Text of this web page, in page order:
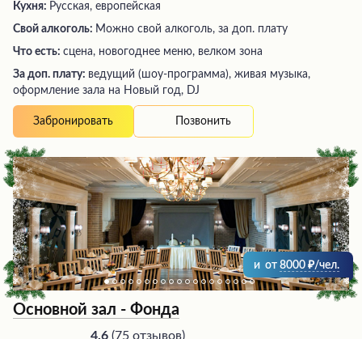
Кухня: Русская, европейская
Свой алкоголь: Можно свой алкоголь, за доп. плату
Что есть: сцена, новогоднее меню, велком зона
За доп. плату: ведущий (шоу-программа), живая музыка,
оформление зала на Новый год, DJ
Забронировать Позвонить
и от 8000 /чел.
Основной зал - Фонда
4.6 (75 отзывов)